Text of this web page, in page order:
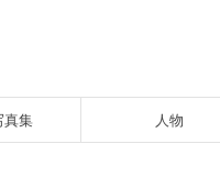
真集 人物